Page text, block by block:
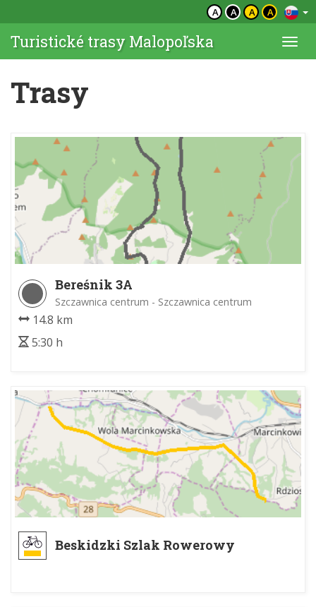
A A A A
Turistické trasy Malopoľska
Trasy
Bereśnik 3A
Szczawnica centrum - Szczawnica centrum
14.8 km
5:30 h
Beskidzki Szlak Rowerowy